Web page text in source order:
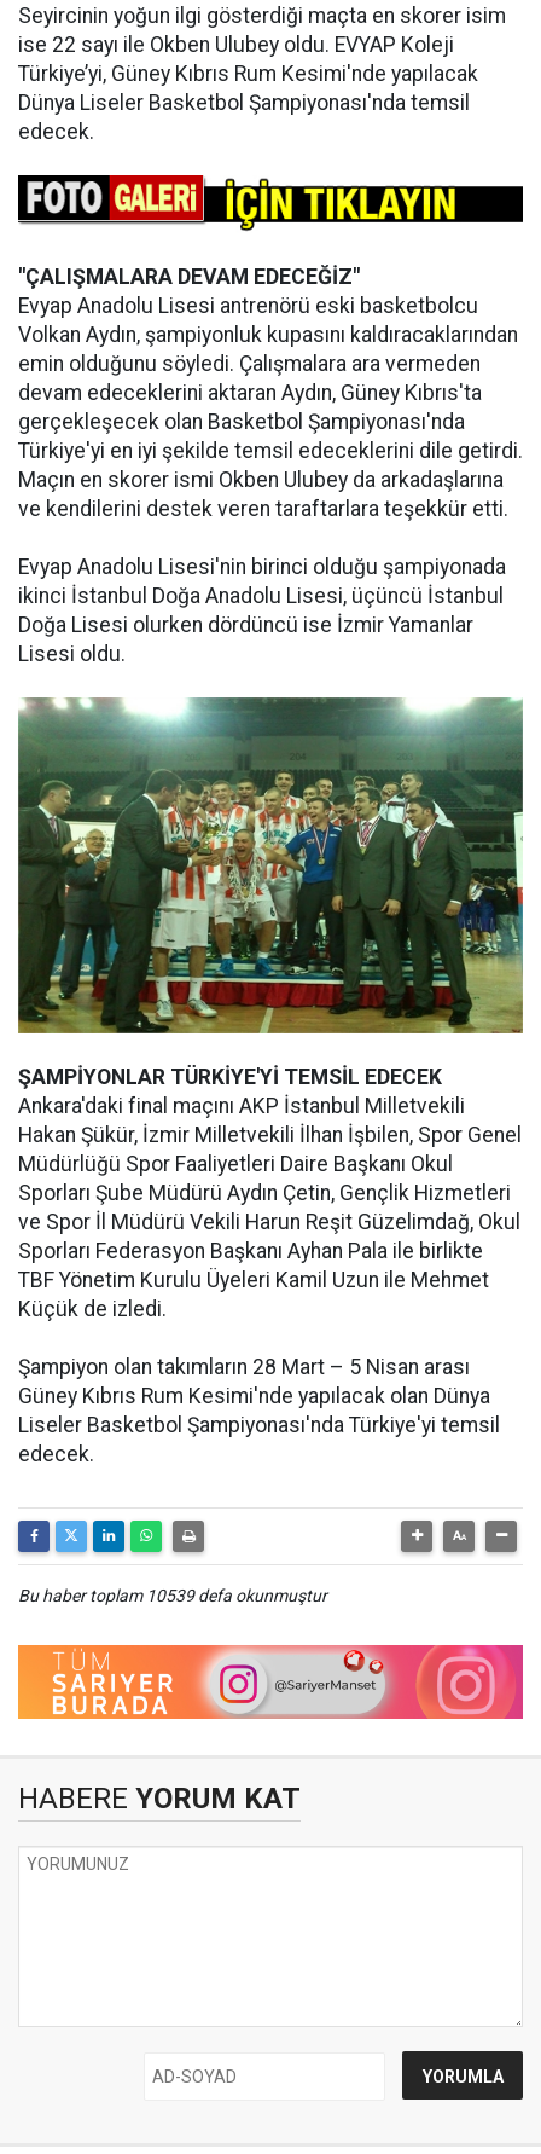
Seyircinin yoğun ilgi gösterdiği maçta en skorer isim
ise 22 sayı ile Okben Ulubey oldu. EVYAP Koleji
Türkiye’yi, Güney Kıbrıs Rum Kesimi'nde yapılacak
Dünya Liseler Basketbol Şampiyonası'nda temsil
edecek.
"ÇALIŞMALARA DEVAM EDECEĞİZ"
Evyap Anadolu Lisesi antrenörü eski basketbolcu
Volkan Aydın, şampiyonluk kupasını kaldıracaklarından
emin olduğunu söyledi. Çalışmalara ara vermeden
devam edeceklerini aktaran Aydın, Güney Kıbrıs'ta
gerçekleşecek olan Basketbol Şampiyonası'nda
Türkiye'yi en iyi şekilde temsil edeceklerini dile getirdi.
Maçın en skorer ismi Okben Ulubey da arkadaşlarına
ve kendilerini destek veren taraftarlara teşekkür etti.
Evyap Anadolu Lisesi'nin birinci olduğu şampiyonada
ikinci İstanbul Doğa Anadolu Lisesi, üçüncü İstanbul
Doğa Lisesi olurken dördüncü ise İzmir Yamanlar
Lisesi oldu.
ŞAMPİYONLAR TÜRKİYE'Yİ TEMSİL EDECEK
Ankara'daki final maçını AKP İstanbul Milletvekili
Hakan Şükür, İzmir Milletvekili İlhan İşbilen, Spor Genel
Müdürlüğü Spor Faaliyetleri Daire Başkanı Okul
Sporları Şube Müdürü Aydın Çetin, Gençlik Hizmetleri
ve Spor İl Müdürü Vekili Harun Reşit Güzelimdağ, Okul
Sporları Federasyon Başkanı Ayhan Pala ile birlikte
TBF Yönetim Kurulu Üyeleri Kamil Uzun ile Mehmet
Küçük de izledi.
Şampiyon olan takımların 28 Mart – 5 Nisan arası
Güney Kıbrıs Rum Kesimi'nde yapılacak olan Dünya
Liseler Basketbol Şampiyonası'nda Türkiye'yi temsil
edecek.
Bu haber toplam 10539 defa okunmuştur
HABERE YORUM KAT